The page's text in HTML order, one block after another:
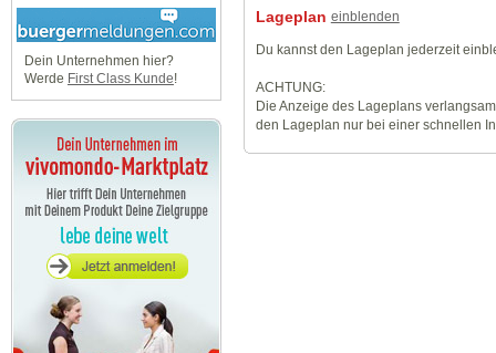
Dein Unternehmen hier?
Werde First Class Kunde!
Lageplan einblenden
Du kannst den Lageplan jederzeit
ACHTUNG:
Die Anzeige des Lageplans
den Lageplan nur bei einer schnellen